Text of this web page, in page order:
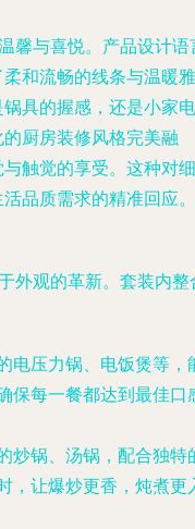
馨与喜悦。产品设计语
和流畅的线条与温暖雅
具的握感，还是小家电
厨房装修风格完美融
触觉的享受。这种对细
品质需求的精准回应。
外观的革新。套装内整
电压力锅、电饭煲等，
保每一餐都达到最佳口
炒锅、汤锅，配合独特
，让爆炒更香，炖煮更